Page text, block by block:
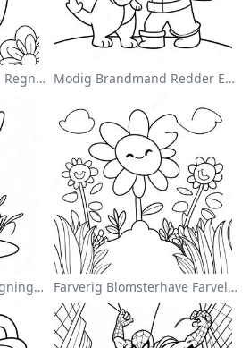
Magisk Enhjørning I En Regnbue Farvelægningsside Modig Brandmand Redder En Kat Farvelægningsside
Sød Påskehare Farvelægningsside Farverig Blomsterhave Farvelægningsside